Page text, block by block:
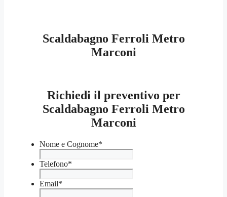
Scaldabagno Ferroli Metro
Marconi
Richiedi il preventivo per
Scaldabagno Ferroli Metro
Marconi
Nome e Cognome*
Telefono*
Email*